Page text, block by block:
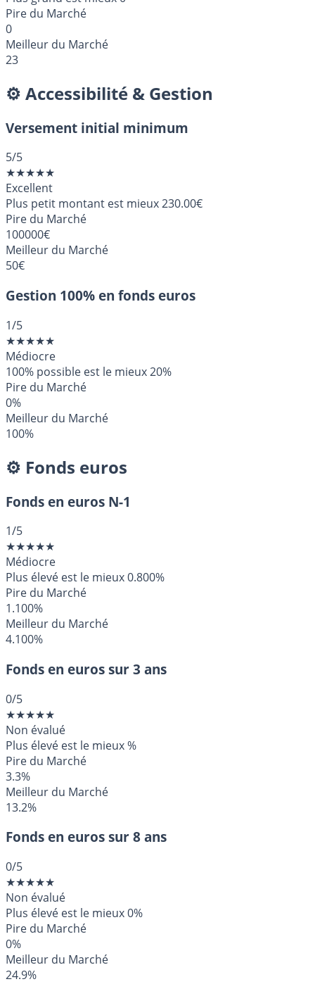
Pire du Marché
0
Meilleur du Marché
23
⚙️ Accessibilité & Gestion
Versement initial minimum
5/5
★★★★★
Excellent
Plus petit montant est mieux230.00€
Pire du Marché
100000€
Meilleur du Marché
50€
Gestion 100% en fonds euros
1/5
★★★★★
Médiocre
100% possible est le mieux20%
Pire du Marché
0%
Meilleur du Marché
100%
⚙️ Fonds euros
Fonds en euros N-1
1/5
★★★★★
Médiocre
Plus élevé est le mieux0.800%
Pire du Marché
1.100%
Meilleur du Marché
4.100%
Fonds en euros sur 3 ans
0/5
★★★★★
Non évalué
Plus élevé est le mieux%
Pire du Marché
3.3%
Meilleur du Marché
13.2%
Fonds en euros sur 8 ans
0/5
★★★★★
Non évalué
Plus élevé est le mieux0%
Pire du Marché
0%
Meilleur du Marché
24.9%